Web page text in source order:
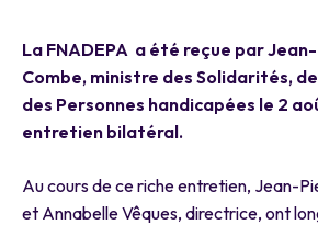
La FNADEPA a été reçue par
Combe, ministre des Solidarités,
des Personnes handicapées le 2
entretien bilatéral.
Au cours de ce riche entretien, Jean-
et Annabelle Vêques, directrice, ont